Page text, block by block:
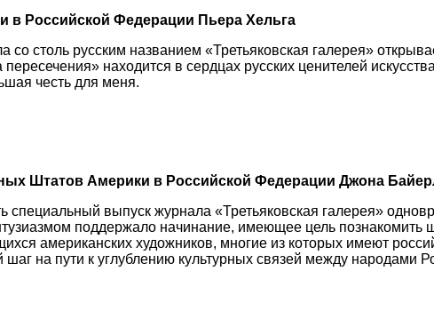
Российской Федерации Пьера Хельга
столь русским названием «Третьяковская галерея»
находится в сердцах русских ценителей
честь для меня.
Штатов Америки в Российской Федерации Джона
специальный выпуск журнала «Третьяковская галерея»
поддержало начинание, имеющее цель познакомить
американских художников, многие из которых имеют
шаг на пути к углублению культурных связей между